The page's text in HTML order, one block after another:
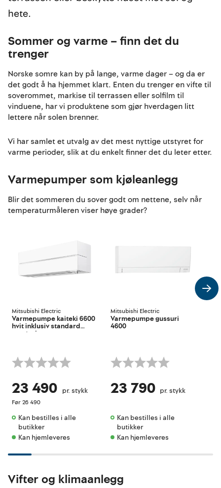
hete.
Sommer og varme – finn det du
trenger
Norske somre kan by på lange, varme dager – og da er
det godt å ha hjemmet klart. Enten du trenger en vifte til
soverommet, markise til terrassen eller solfilm til
vinduene, har vi produktene som gjør hverdagen litt
lettere når solen brenner.
Vi har samlet et utvalg av det mest nyttige utstyret for
varme perioder, slik at du enkelt finner det du leter etter.
Varmepumper som kjøleanlegg
Blir det sommeren du sover godt om nettene, selv når
temperaturmåleren viser høye grader?
Mitsubishi Electric
Varmepumpe kaiteki 6600
hvit inklusiv standard
montering
23 490 pr. stykk
Før26 490
Kan bestilles i alle
butikker
Kan hjemleveres
Mitsubishi Electric
Varmepumpe gussuri
4600
23 790 pr. stykk
Kan bestilles i alle
butikker
Kan hjemleveres
Vifter og klimaanlegg